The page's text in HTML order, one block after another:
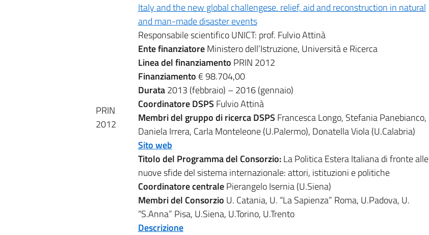
PRIN
2012
Italy and the new global challengese. relief, aid and reconstruction in natural
and man-made disaster events
Responsabile scientifico UNICT: prof. Fulvio Attinà
Ente finanziatoreMinistero dell’Istruzione, Università e Ricerca
Linea del finanziamento PRIN 2012
Finanziamento€ 98.704,00
Durata2013 (febbraio) – 2016 (gennaio)
Coordinatore DSPS Fulvio Attinà
Membri del gruppo di ricerca DSPS Francesca Longo, Stefania Panebianco,
Daniela Irrera, Carla Monteleone (U.Palermo), Donatella Viola (U.Calabria)
Sito web
Titolo del Programma del Consorzio:La Politica Estera Italiana di fronte alle
nuove sfide del sistema internazionale: attori, istituzioni e politiche
Coordinatore centralePierangelo Isernia (U.Siena)
Membri del Consorzio U. Catania, U. “La Sapienza” Roma, U.Padova, U.
“S.Anna” Pisa, U.Siena, U.Torino, U.Trento
Descrizione